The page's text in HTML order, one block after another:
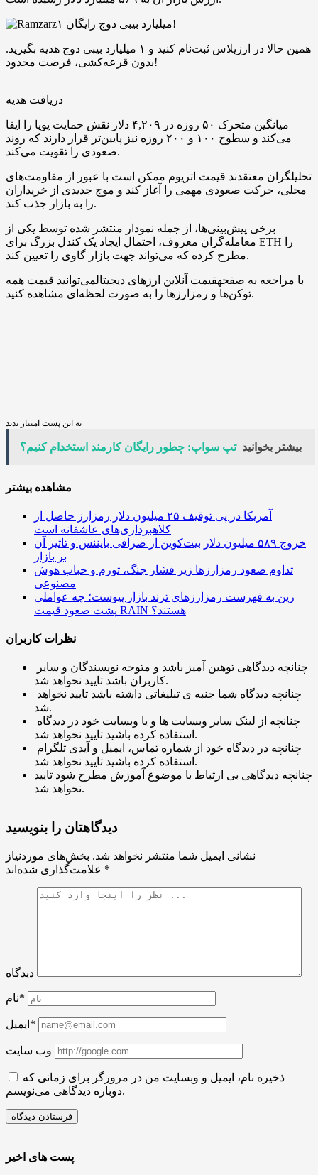
۱ میلیارد بیبی دوج رایگان!
همین حالا در ارزپلاس ثبت‌نام کنید و ۱ میلیارد بیبی دوج هدیه بگیرید.
بدون قرعه‌کشی، فرصت محدود!
دریافت هدیه
میانگین متحرک ۵۰ روزه در ۴,۲۰۹ دلار نقش حمایت پویا را ایفا
می‌کند و سطوح ۱۰۰ و ۲۰۰ روزه نیز پایین‌تر قرار دارند که روند
صعودی را تقویت می‌کند.
تحلیلگران معتقدند قیمت اتریوم ممکن است با عبور از مقاومت‌های
محلی، حرکت صعودی مهمی را آغاز کند و موج جدیدی از خریداران
را به بازار جذب کند.
برخی پیش‌بینی‌ها، از جمله نمودار منتشر شده توسط یکی از
معامله‌گران معروف، احتمال ایجاد یک کندل بزرگ برای ETH را
مطرح کرده که می‌تواند جهت بازار گاوی را تعیین کند.
با مراجعه به صفحهقیمت آنلاین ارزهای دیجیتالمی‌توانید قیمت همه
توکن‌ها و رمزارزها را به صورت لحظه‌ای مشاهده کنید.
به این پست امتیاز بدید
بیشتر بخوانید تپ سواپ: چطور رایگان کارمند استخدام کنیم؟
مشاهده بیشتر
آمریکا در پی توقیف ۲۵ میلیون دلار رمزارز حاصل از
کلاهبرداری‌های عاشقانه است
خروج ۵۸۹ میلیون دلار بیت‌کوین از صرافی بایننس و تاثیر آن
بر بازار
تداوم صعود رمزارزها زیر فشار جنگ، تورم و حباب هوش
مصنوعی
رین به فهرست رمزارزهای ترند بازار پیوست؛ چه عواملی
پشت صعود قیمت RAIN هستند؟
نظرات کاربران
کاربران باشد تایید نخواهد شد.
شد.
استفاده کرده باشید تایید نخواهد شد.
استفاده کرده باشید تایید نخواهد شد.
چنانچه دیدگاهی بی ارتباط با موضوع آموزش مطرح شود تایید
نخواهد شد.
دیدگاهتان را بنویسید
نشانی ایمیل شما منتشر نخواهد شد. بخش‌های موردنیاز
*
دیدگاه
نام*
ایمیل*
وب سایت
ذخیره نام، ایمیل و وبسایت من در مرورگر برای زمانی که
دوباره دیدگاهی می‌نویسم.
پست های اخیر